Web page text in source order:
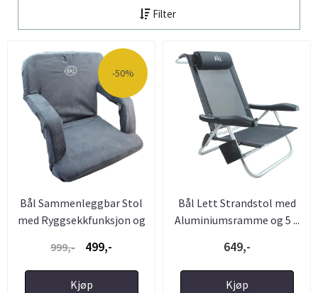
Filter
-50%
Bål Sammenleggbar Stol
med Ryggsekkfunksjon og
999,- 499,-
Kjøp
Bål Lett Strandstol med
Aluminiumsramme og 5 ...
649,-
Kjøp